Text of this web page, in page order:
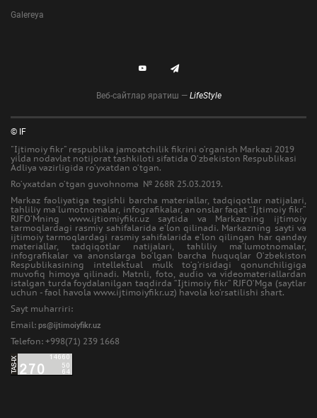
Galereya
Веб-сайтлар яратиш — LifeStyle
© IF
"Ijtimoiy fikr" respublika jamoatchilik fikrini o‘rganish Markazi 2019
yilda nodavlat notijorat tashkiloti sifatida O‘zbekiston Respublikasi
Adliya vazirligida ro‘yxatdan o‘tgan.
Ro‘yxatdan o‘tgan guvohnoma № 268R 25.03.2019.
Markaz faoliyatiga tegishli barcha materiallar, tadqiqotlar natijalari,
tahliliy ma'lumotnomalar, infografikalar, anonslar faqat “Ijtimoiy fikr”
RJFO‘Mning www.ijtiomiyfikr.uz saytida va Markazning ijtimoiy
tarmoqlardagi rasmiy sahifalarida e'lon qilinadi. Markazning sayti va
ijtimoiy tarmoqlardagi rasmiy sahifalarida e'lon qilingan har qanday
materiallar, tadqiqotlar natijalari, tahliliy ma'lumotnomalar,
infografikalar va anonslarga bo‘lgan barcha huquqlar O‘zbekiston
Respublikasining intellektual mulk to‘g‘risidagi qonunchiligiga
muvofiq himoya qilinadi. Matnli, foto, audio va videomateriallardan
istalgan turda foydalanilgan taqdirda “Ijtimoiy fikr” RJFO‘Mga (saytlar
uchun - faol havola www.ijtimoiyfikr.uz) havola ko‘rsatilishi shart.
Sayt muharriri:
Email: ps@ijtimoiyfikr.uz
Telefon: +998(71) 239 1668